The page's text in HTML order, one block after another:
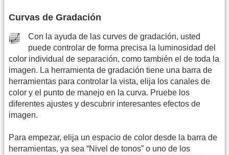
Curvas de Gradación
Con la ayuda de las curves de gradación, usted
puede controlar de forma precisa la luminosidad del
color individual de separación, como también el de toda la
imagen. La herramienta de gradación tiene una barra de
herramientas para controlar la vista, elija los canales de
color y el punto de manejo en la curva. Pruebe los
diferentes ajustes y descubrir interesantes efectos de
imagen.
Para empezar, elija un espacio de color desde la barra de
herramientas, ya sea “Nivel de tonos” o uno de los